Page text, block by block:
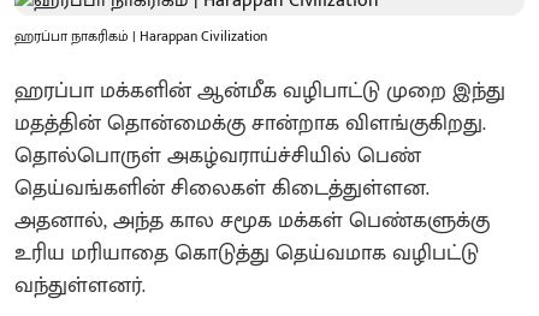
ஹரப்பா நாகரிகம் | Harappan Civilization
ஹரப்பா மக்களின் ஆன்மீக வழிபாட்டு முறை இந்து
மதத்தின் தொன்மைக்கு சான்றாக விளங்குகிறது.
தொல்பொருள் அகழ்வராய்ச்சியில் பெண்
தெய்வங்களின் சிலைகள் கிடைத்துள்ளன.
அதனால், அந்த கால சமூக மக்கள் பெண்களுக்கு
உரிய மரியாதை கொடுத்து தெய்வமாக வழிபட்டு
வந்துள்ளனர்.